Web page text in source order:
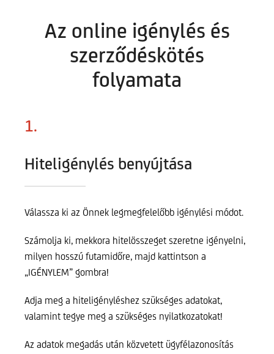
Az online igénylés és
szerződéskötés
folyamata
1.
Hiteligénylés benyújtása
Válassza ki az Önnek legmegfelelőbb igénylési módot.
Számolja ki, mekkora hitelösszeget szeretne igényelni,
milyen hosszú futamidőre, majd kattintson a
„IGÉNYLEM” gombra!
Adja meg a hiteligényléshez szükséges adatokat,
valamint tegye meg a szükséges nyilatkozatokat!
Az adatok megadás után közvetett ügyfélazonosítás